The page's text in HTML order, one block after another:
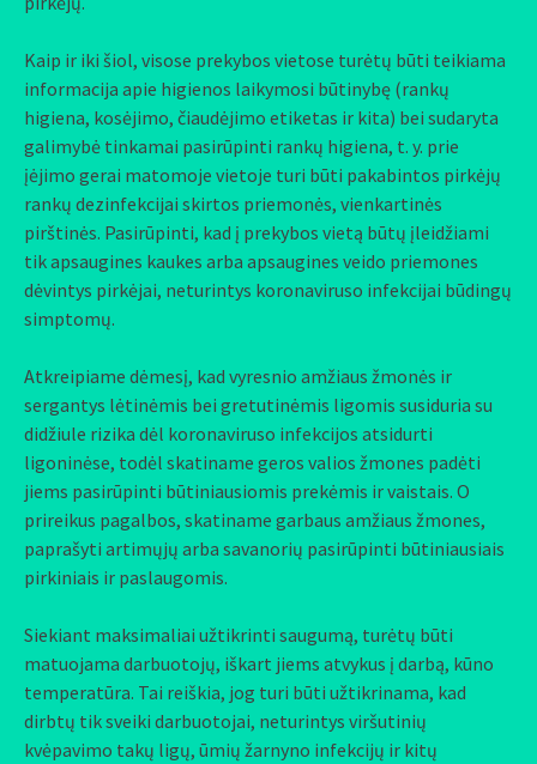
Kaip ir iki šiol, visose prekybos vietose turėtų būti teikiama
informacija apie higienos laikymosi būtinybę (rankų
higiena, kosėjimo, čiaudėjimo etiketas ir kita) bei sudaryta
galimybė tinkamai pasirūpinti rankų higiena, t. y. prie
įėjimo gerai matomoje vietoje turi būti pakabintos pirkėjų
rankų dezinfekcijai skirtos priemonės, vienkartinės
pirštinės. Pasirūpinti, kad į prekybos vietą būtų įleidžiami
tik apsaugines kaukes arba apsaugines veido priemones
dėvintys pirkėjai, neturintys koronaviruso infekcijai būdingų
simptomų.
Atkreipiame dėmesį, kad vyresnio amžiaus žmonės ir
sergantys lėtinėmis bei gretutinėmis ligomis susiduria su
didžiule rizika dėl koronaviruso infekcijos atsidurti
ligoninėse, todėl skatiname geros valios žmones padėti
jiems pasirūpinti būtiniausiomis prekėmis ir vaistais. O
prireikus pagalbos, skatiname garbaus amžiaus žmones,
paprašyti artimųjų arba savanorių pasirūpinti būtiniausiais
pirkiniais ir paslaugomis.
Siekiant maksimaliai užtikrinti saugumą, turėtų būti
matuojama darbuotojų, iškart jiems atvykus į darbą, kūno
temperatūra. Tai reiškia, jog turi būti užtikrinama, kad
dirbtų tik sveiki darbuotojai, neturintys viršutinių
kvėpavimo takų ligų, ūmių žarnyno infekcijų ir kitų